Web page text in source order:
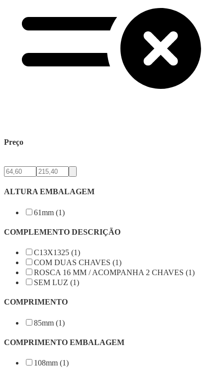
Preço
ALTURA EMBALAGEM
61mm (1)
COMPLEMENTO DESCRIÇÃO
C13X1325 (1)
COM DUAS CHAVES (1)
ROSCA 16 MM / ACOMPANHA 2 CHAVES (1)
SEM LUZ (1)
COMPRIMENTO
85mm (1)
COMPRIMENTO EMBALAGEM
108mm (1)